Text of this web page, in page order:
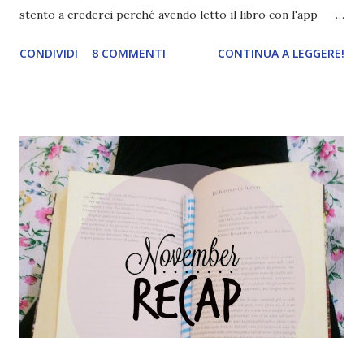
stento a crederci perché avendo letto il libro con l'app
RIEPILOGO PARTE VI e VII Avevamo lasciato Claire e
li conduce da qualcuno che potrebbe aiutarli. Quel qualcuno
è Dougal. Dougal racconta tutta la verità e dice che in
realtà il fratello, Colum, fosse al corrente dei suoi piani
(persino di Hamish!). Dice che Jamie è stato scortato nelle
prigioni e che difficilmente ne uscirà. Anzi, probabilmente
sarà già morto. E una volta morto, lei dovrà sposare
Dougal. Questo era il suo piano fin dall'inizio. Non so voi,
ma personalmente questo risvolto non mi è piaci...
CONDIVIDI 8 COMMENTI CONTINUA A LEGGERE!